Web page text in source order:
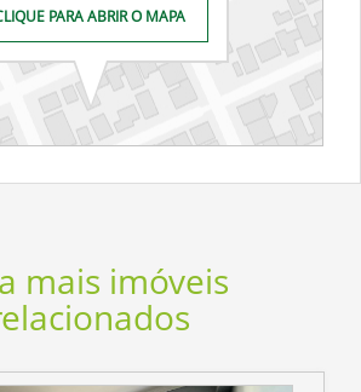
PARA ABRIR O MAPA
mais imóveis